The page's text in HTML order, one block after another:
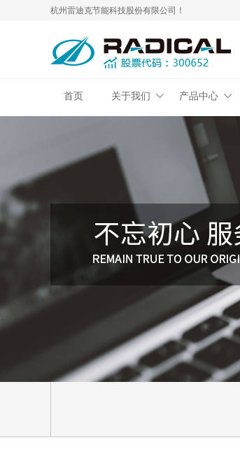
杭州雷迪克节能科技股份有限公司！
首页 关于我们 产品中心